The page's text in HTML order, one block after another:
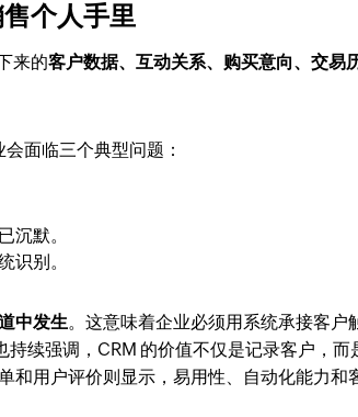
个人手里
来的客户数据、互动关系、购买意向、交易
面临三个典型问题：
沉默。
识别。
中发生。这意味着企业必须用系统承接客户
续强调，CRM 的价值不仅是记录客户，而
和用户评价则显示，易用性、自动化能力和